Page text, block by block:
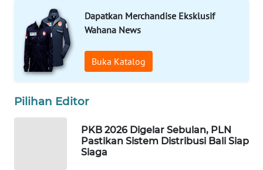
Dapatkan Merchandise Eksklusif
Wahana News
Buka Katalog
Pilihan Editor
PKB 2026 Digelar Sebulan, PLN
Pastikan Sistem Distribusi Bali Siap
Siaga
WAHANA
SELEB
WAHANA
PERSONA